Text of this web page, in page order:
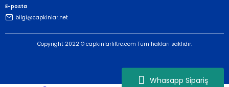
Whasapp Sipariş
E-posta
bilgi@capkinlar.net
Copyright 2022 © capkinlarfiltre.com Tüm hakları saklıdır.